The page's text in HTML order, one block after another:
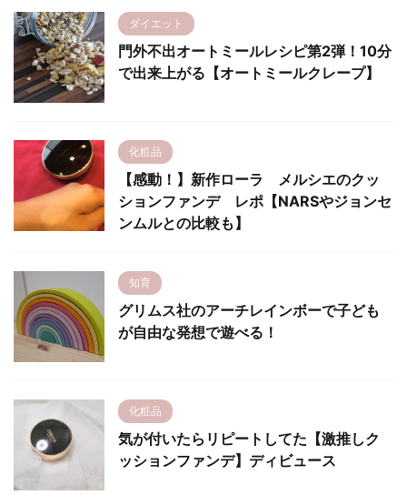
ダイエット
門外不出オートミールレシピ第2弾！10分
で出来上がる【オートミールクレープ】
化粧品
【感動！】新作ローラ メルシエのクッ
ションファンデ レポ【NARSやジョンセ
ンムルとの比較も】
知育
グリムス社のアーチレインボーで子ども
が自由な発想で遊べる！
化粧品
気が付いたらリピートしてた【激推しク
ッションファンデ】ディビュース